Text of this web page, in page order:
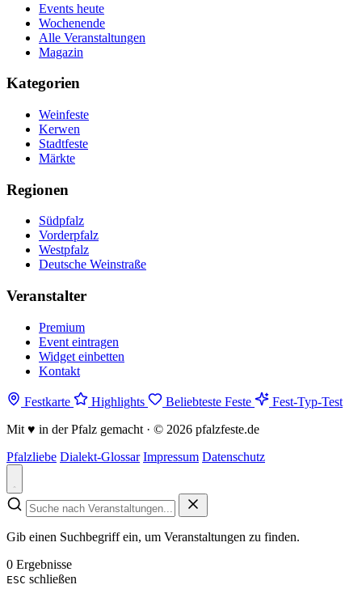
Events heute
Wochenende
Alle Veranstaltungen
Magazin
Kategorien
Weinfeste
Kerwen
Stadtfeste
Märkte
Regionen
Südpfalz
Vorderpfalz
Westpfalz
Deutsche Weinstraße
Veranstalter
Premium
Event eintragen
Widget einbetten
Kontakt
Festkarte Highlights Beliebteste Feste
Fest-Typ-Test
Mit ♥ in der Pfalz gemacht · © 2026 pfalzfeste.de
Pfalzliebe Dialekt-Glossar Impressum Datenschutz
Gib einen Suchbegriff ein, um Veranstaltungen zu finden.
0 Ergebnisse
ESC schließen